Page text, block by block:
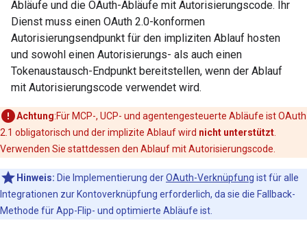
Abläufe und die OAuth-Abläufe mit Autorisierungscode. Ihr
Dienst muss einen OAuth 2.0-konformen
Autorisierungsendpunkt für den impliziten Ablauf hosten
und sowohl einen Autorisierungs- als auch einen
Tokenaustausch-Endpunkt bereitstellen, wenn der Ablauf
mit Autorisierungscode verwendet wird.
Achtung:Für MCP-, UCP- und agentengesteuerte Abläufe ist OAuth
2.1 obligatorisch und der implizite Ablauf wird nicht unterstützt
Verwenden Sie stattdessen den Ablauf mit Autorisierungscode.
Hinweis: Die Implementierung derOAuth-Verknüpfung ist für alle
Integrationen zur Kontoverknüpfung erforderlich, da sie die Fallback-
Methode für App-Flip- und optimierte Abläufe ist.